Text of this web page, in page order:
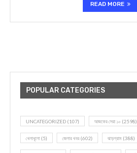
READ MORE
POPULAR CATEGORIES
UNCATEGORIZED (107) আজকের সেরা ১০ (2598)
খেলাধূলো (5) জেলার খবর (602) ঝাড়গ্রাম (388)